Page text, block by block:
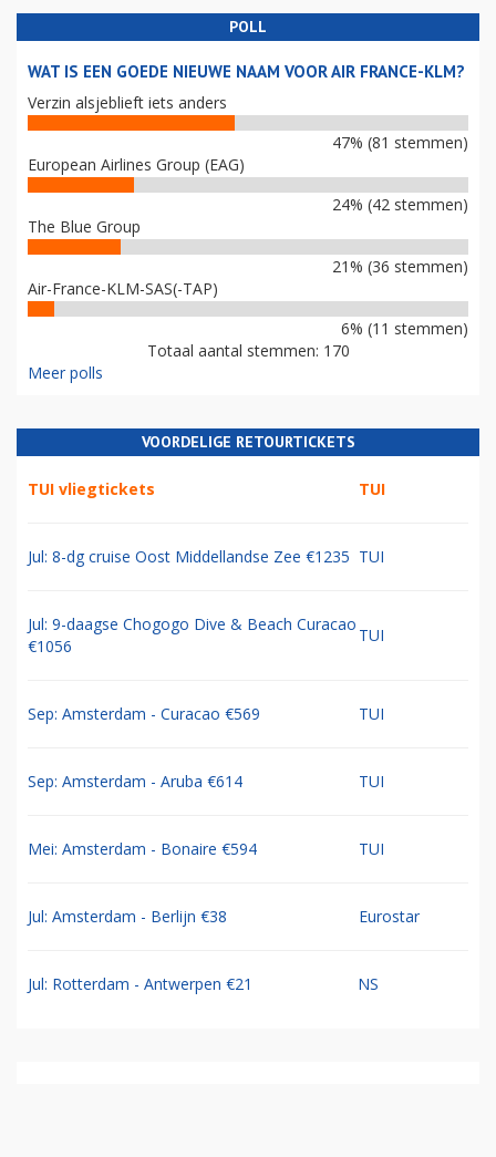
POLL
WAT IS EEN GOEDE NIEUWE NAAM VOOR AIR FRANCE-KLM?
Verzin alsjeblieft iets anders
47% (81 stemmen)
European Airlines Group (EAG)
24% (42 stemmen)
The Blue Group
21% (36 stemmen)
Air-France-KLM-SAS(-TAP)
6% (11 stemmen)
Totaal aantal stemmen: 170
Meer polls
VOORDELIGE RETOURTICKETS
TUI vliegtickets TUI
Jul: 8-dg cruise Oost Middellandse Zee €1235 TUI
Jul: 9-daagse Chogogo Dive & Beach Curacao
€1056
TUI
Sep: Amsterdam - Curacao €569 TUI
Sep: Amsterdam - Aruba €614 TUI
Mei: Amsterdam - Bonaire €594 TUI
Jul: Amsterdam - Berlijn €38 Eurostar
Jul: Rotterdam - Antwerpen €21 NS